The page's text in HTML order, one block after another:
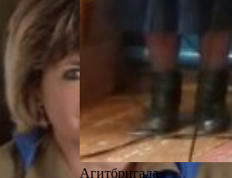
Агитбригада